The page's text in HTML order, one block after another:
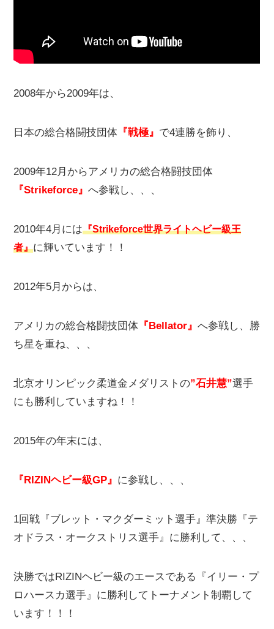
2008年から2009年は、
日本の総合格闘技団体 『戦極』 で4連勝を飾り、
2009年12月からアメリカの総合格闘技団体
『Strikeforce』へ参戦し、、、
2010年4月には『Strikeforce世界ライトヘビー級王
者』に輝いています！！
2012年5月からは、
アメリカの総合格闘技団体 『Bellator』へ参戦し、勝
ち星を重ね、、、
北京オリンピック柔道金メダリストの”石井慧”選手
にも勝利していますね！！
2015年の年末には、
『RIZINヘビー級GP』 に参戦し、、、
1回戦『ブレット・マクダーミット選手』準決勝『テ
オドラス・オークストリス選手』に勝利して、、、
決勝ではRIZINヘビー級のエースである『イリー・プ
ロハースカ選手』に勝利してトーナメント制覇して
います！！！